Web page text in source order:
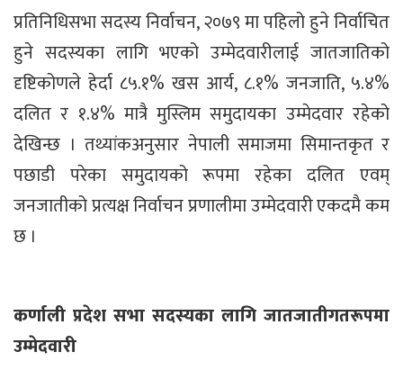
प्रतिनिधिसभा सदस्य निर्वाचन, २०७९ मा पहिलो हुने निर्वाचित
हुने सदस्यका लागि भएको उम्मेदवारीलाई जातजातिको
दृष्टिकोणले हेर्दा ८५.१% खस आर्य, ८.१% जनजाति, ५.४%
दलित र १.४% मात्रै मुस्लिम समुदायका उम्मेदवार रहेको
देखिन्छ । तथ्यांकअनुसार नेपाली समाजमा सिमान्तकृत र
पछाडी परेका समुदायको रूपमा रहेका दलित एवम्
जनजातीको प्रत्यक्ष निर्वाचन प्रणालीमा उम्मेदवारी एकदमै कम
छ ।
कर्णाली प्रदेश सभा सदस्यका लागि जातजातीगतरूपमा
उम्मेदवारी